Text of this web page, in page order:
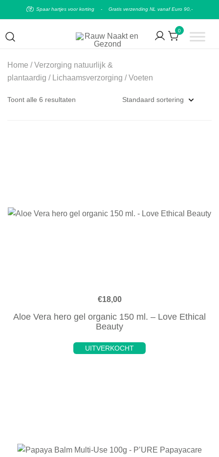
Spaar hartjes voor korting - Gratis verzending NL vanaf Euro 90,-
0
Home /Verzorging natuurlijk &
plantaardig / Lichaamsverzorging / Voeten
Toont alle 6 resultaten
€18,00
Aloe Vera hero gel organic 150 ml. – Love Ethical
Beauty
UITVERKOCHT